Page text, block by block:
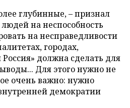
глубинные, – признал
на неспособность
на несправедливости
городах,
должна сделать для
Для этого нужно не
очень важно: нужно
демократии